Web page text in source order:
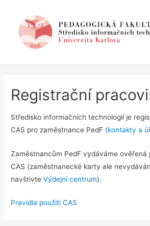
Registrační
Středisko informačních technologií je
CAS pro zaměstnance PedF (kontakty a
Zaměstnancům PedF vydáváme ověřená
CAS (zaměstnanecké karty ale
navštivteVýdejní centrum).
Pravidla použití CAS